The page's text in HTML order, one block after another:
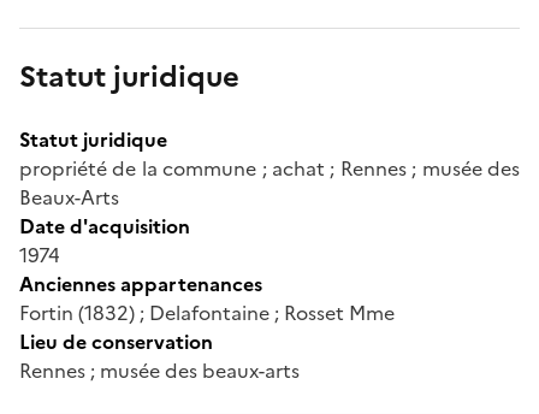
Statut juridique
Statut juridique
propriété de la commune ; achat ; Rennes ; musée des
Beaux-Arts
Date d'acquisition
1974
Anciennes appartenances
Fortin (1832) ; Delafontaine ; Rosset Mme
Lieu de conservation
Rennes ; musée des beaux-arts